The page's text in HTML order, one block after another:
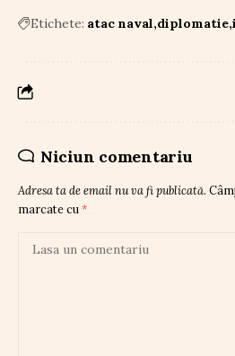
Etichete: atac naval diplomatie
Niciun comentariu
Adresa ta de email nu va fi publicată.
marcate cu *